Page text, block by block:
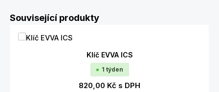
Přeskočit galerii produktů
Související produkty
Klíč EVVA ICS
1 týden
820,00 Kč s DPH